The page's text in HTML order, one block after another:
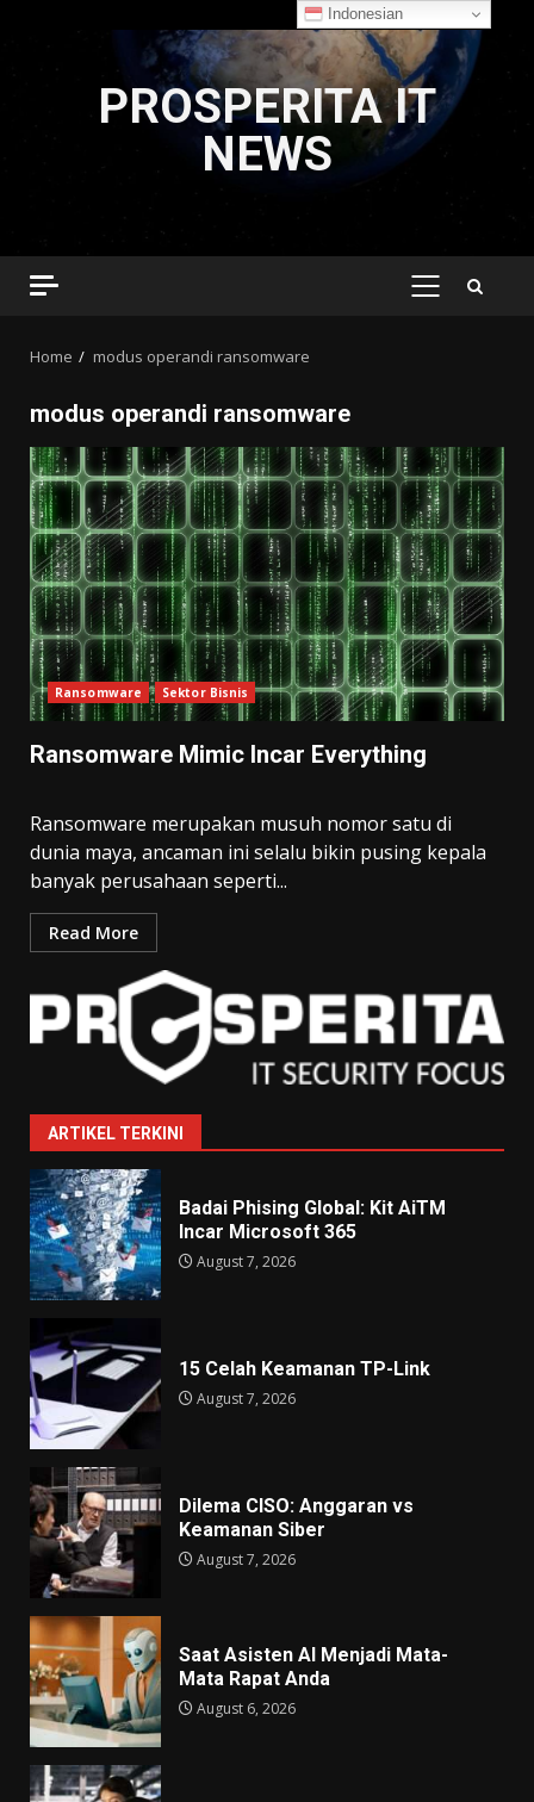
PROSPERITA IT
NEWS
PRIMARY
Home modus operandi ransomware
modus operandi ransomware
Ransomware Sektor Bisnis
Ransomware Mimic Incar Everything
Ransomware merupakan musuh nomor satu di
dunia maya, ancaman ini selalu bikin pusing kepala
banyak perusahaan seperti...
Read More
ARTIKEL TERKINI
Badai Phising Global: Kit AiTM
Incar Microsoft 365
August 7, 2026
15 Celah Keamanan TP-Link
August 7, 2026
Dilema CISO: Anggaran vs
Keamanan Siber
August 7, 2026
Saat Asisten AI Menjadi Mata-
Mata Rapat Anda
August 6, 2026
Indonesian